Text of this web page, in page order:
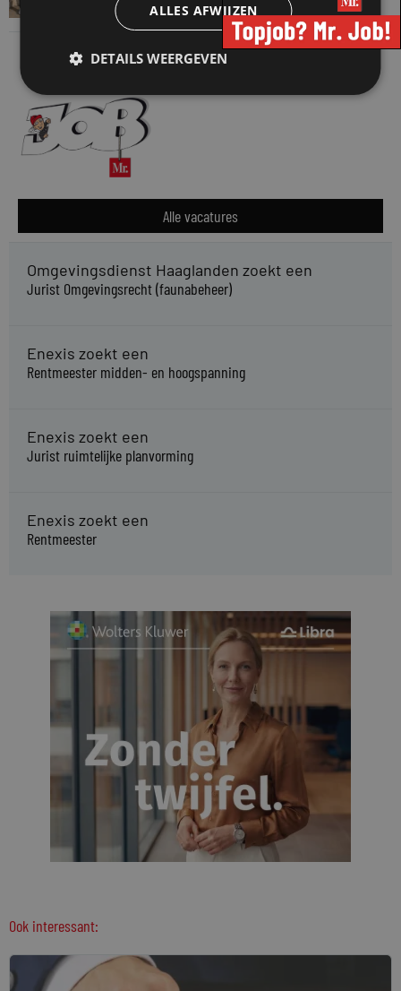
Alle vacatures
Omgevingsdienst Haaglanden zoekt een
Jurist Omgevingsrecht (faunabeheer)
Enexis zoekt een
Rentmeester midden- en hoogspanning
Enexis zoekt een
Jurist ruimtelijke planvorming
Enexis zoekt een
Rentmeester
Ook interessant:
ALLES AFWIJZEN
DETAILS WEERGEVEN